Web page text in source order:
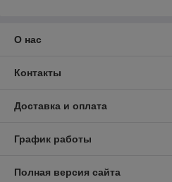
О нас
Контакты
Доставка и оплата
График работы
Полная версия сайта